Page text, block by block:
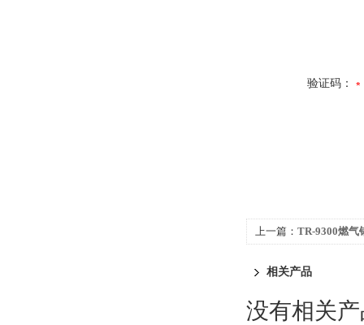
验证码：
上一篇： TR-9300燃气
相关产品
没有相关